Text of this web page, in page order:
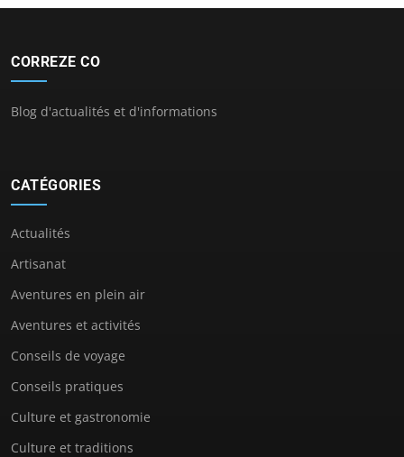
CORREZE CO
Blog d'actualités et d'informations
CATÉGORIES
Actualités
Artisanat
Aventures en plein air
Aventures et activités
Conseils de voyage
Conseils pratiques
Culture et gastronomie
Culture et traditions